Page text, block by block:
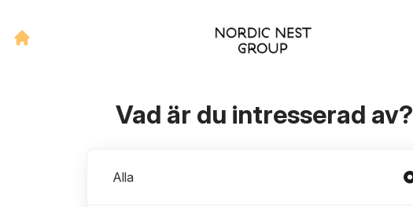
Vad är du intresserad av?
Alla